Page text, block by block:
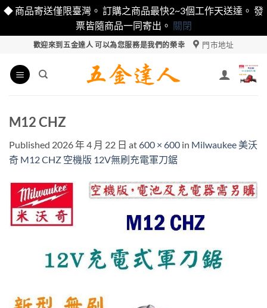
◆ 商品寄送僅限臺灣。 訂購之商品最快2~3個工作天送達。 發
票皆隨商品一同寄出。 關閉
content
歡迎來到五金達人 可以為您服務是我們的榮幸 門市地址
M12 CHZ
Published 2026 年 4 月 22 日 at600 × 600 in Milwaukee 美沃
奇 M12 CHZ 空機版 12V無刷充電軍刀鋸